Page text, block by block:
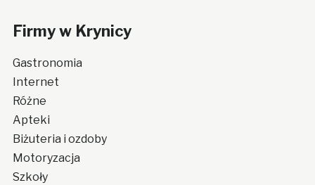
Firmy w Krynicy
Gastronomia
Internet
Różne
Apteki
Biżuteria i ozdoby
Motoryzacja
Szkoły